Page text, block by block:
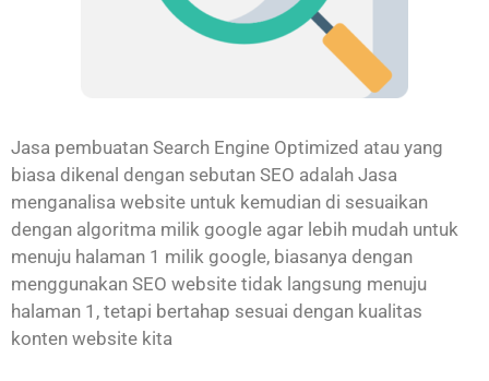
Jasa pembuatan Search Engine Optimized atau yang
biasa dikenal dengan sebutan SEO adalah Jasa
menganalisa website untuk kemudian di sesuaikan
dengan algoritma milik google agar lebih mudah untuk
menuju halaman 1 milik google, biasanya dengan
menggunakan SEO website tidak langsung menuju
halaman 1, tetapi bertahap sesuai dengan kualitas
konten website kita